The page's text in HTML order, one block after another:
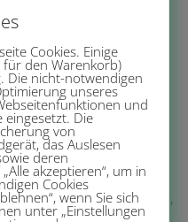
auch für dich, falls du
haben solltest.
in den Brennofen
2. Termin bei mir
Geisenbrunn
inkl. MwSt., Material,
Cookies. Einige
für den Warenkorb)
Die nicht-notwendigen
unseres
und
Die
von
das Auslesen
deren
akzeptieren“, um in
Cookies
wenn Sie sich
unter „Einstellungen